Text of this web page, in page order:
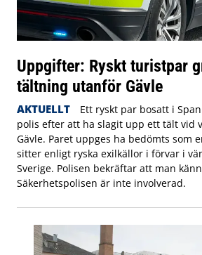
Uppgifter: Ryskt turistpar
tältning utanför Gävle
AKTUELLT
Ett ryskt par bosatt i
polis efter att ha slagit upp ett tält vid
Gävle. Paret uppges ha bedömts som
sitter enligt ryska exilkällor i förvar i
Sverige. Polisen bekräftar att man
Säkerhetspolisen är inte involverad.